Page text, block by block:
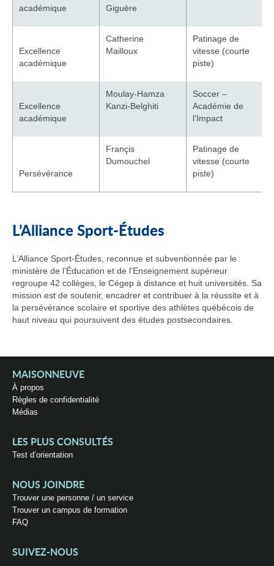
académique
Giguère
Excellence
académique
Catherine
Mailloux
Patinage de
vitesse (courte
piste)
Excellence
académique
Moulay-Hamza
Kanzi-Belghiti
Soccer –
Académie de
l’Impact
Persévérance
Françis
Dumouchel
Patinage de
vitesse (courte
piste)
L’Alliance Sport-Études
L’Alliance Sport-Études, reconnue et subventionnée par le
ministère de l’Éducation et de l’Enseignement supérieur
regroupe 42 collèges, le Cégep à distance et huit universités. Sa
mission est de soutenir, encadrer et contribuer à la réussite et à
la persévérance scolaire et sportive des athlètes québécois de
haut niveau qui poursuivent des études postsecondaires.
MAISONNEUVE
À propos
Règles de confidentialité
Médias
LES PLUS CONSULTÉS
Test d’orientation
NOUS JOINDRE
Trouver une personne / un service
Trouver un campus de formation
FAQ
SUIVEZ-NOUS